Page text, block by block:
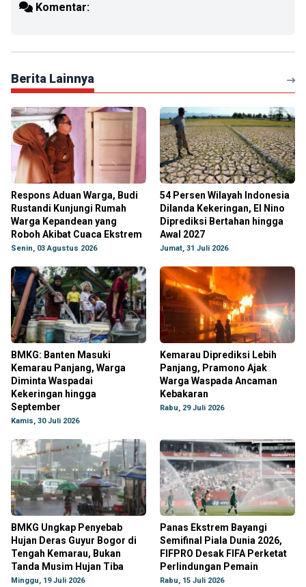
Komentar:
Berita Lainnya
Respons Aduan Warga, Budi
Rustandi Kunjungi Rumah
Warga Kepandean yang
Roboh Akibat Cuaca Ekstrem
Senin, 03 Agustus 2026
54 Persen Wilayah Indonesia
Dilanda Kekeringan, El Nino
Diprediksi Bertahan hingga
Awal 2027
Jumat, 31 Juli 2026
BMKG: Banten Masuki
Kemarau Panjang, Warga
Diminta Waspadai
Kekeringan hingga
September
Kamis, 30 Juli 2026
Kemarau Diprediksi Lebih
Panjang, Pramono Ajak
Warga Waspada Ancaman
Kebakaran
Rabu, 29 Juli 2026
BMKG Ungkap Penyebab
Hujan Deras Guyur Bogor di
Tengah Kemarau, Bukan
Tanda Musim Hujan Tiba
Minggu, 19 Juli 2026
Panas Ekstrem Bayangi
Semifinal Piala Dunia 2026,
FIFPRO Desak FIFA Perketat
Perlindungan Pemain
Rabu, 15 Juli 2026